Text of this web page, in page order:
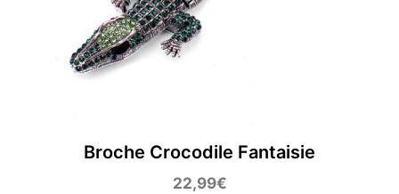
Broche Crocodile Fantaisie
22,99€